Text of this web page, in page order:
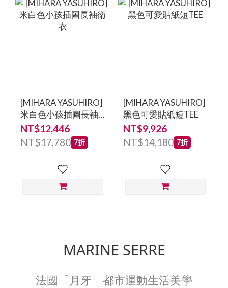
[MIHARA YASUHIRO]
米白色小孩插圖長袖
衛衣
NT$12,446
NT$17,780 7折
[MIHARA YASUHIRO]
黑色可愛貼紙短TEE
NT$9,926
NT$14,180 7折
MARINE SERRE
法國「月牙」都市運動生活美學